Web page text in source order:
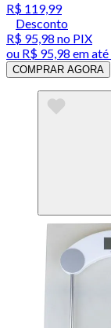
R$ 119,99
Desconto
R$ 95,98 no PIX
ou R$ 95,98 em até
COMPRAR AGORA